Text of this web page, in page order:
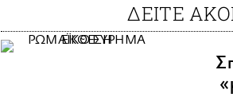
ΔΕΙΤΕ